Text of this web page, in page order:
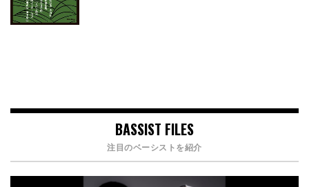
BASSIST FILES
注目のベーシストを紹介